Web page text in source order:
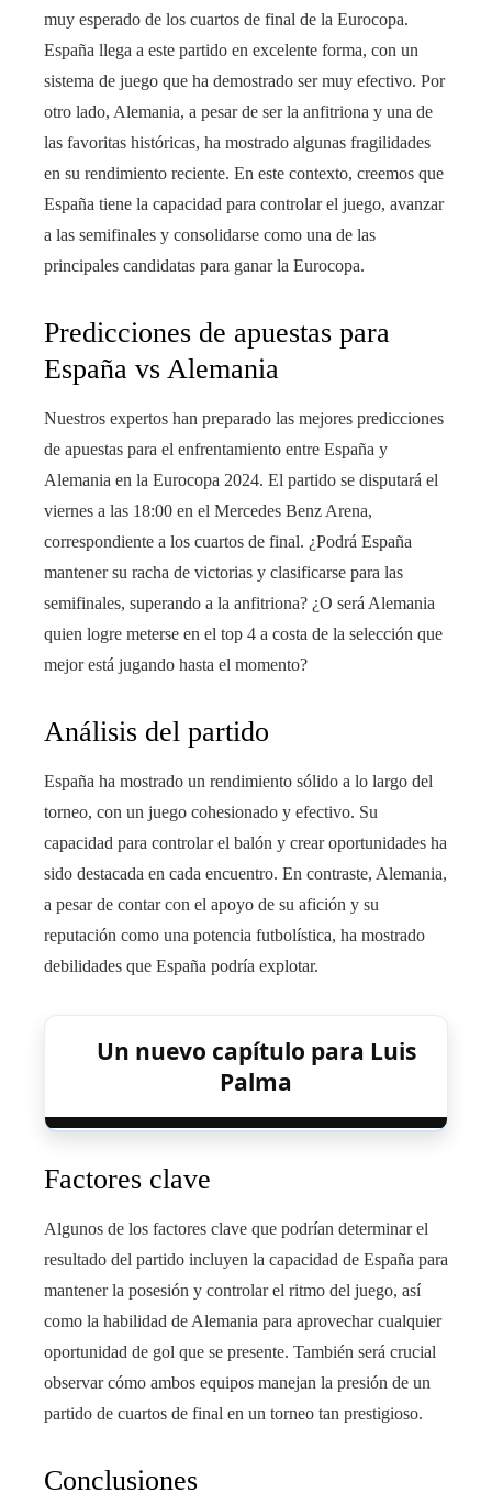
muy esperado de los cuartos de final de la Eurocopa.
España llega a este partido en excelente forma, con un
sistema de juego que ha demostrado ser muy efectivo. Por
otro lado, Alemania, a pesar de ser la anfitriona y una de
las favoritas históricas, ha mostrado algunas fragilidades
en su rendimiento reciente. En este contexto, creemos que
España tiene la capacidad para controlar el juego, avanzar
a las semifinales y consolidarse como una de las
principales candidatas para ganar la Eurocopa.
Predicciones de apuestas para
España vs Alemania
Nuestros expertos han preparado las mejores predicciones
de apuestas para el enfrentamiento entre España y
Alemania en la Eurocopa 2024. El partido se disputará el
viernes a las 18:00 en el Mercedes Benz Arena,
correspondiente a los cuartos de final. ¿Podrá España
mantener su racha de victorias y clasificarse para las
semifinales, superando a la anfitriona? ¿O será Alemania
quien logre meterse en el top 4 a costa de la selección que
mejor está jugando hasta el momento?
Análisis del partido
España ha mostrado un rendimiento sólido a lo largo del
torneo, con un juego cohesionado y efectivo. Su
capacidad para controlar el balón y crear oportunidades ha
sido destacada en cada encuentro. En contraste, Alemania,
a pesar de contar con el apoyo de su afición y su
reputación como una potencia futbolística, ha mostrado
debilidades que España podría explotar.
Un nuevo capítulo para Luis
Palma
Factores clave
Algunos de los factores clave que podrían determinar el
resultado del partido incluyen la capacidad de España para
mantener la posesión y controlar el ritmo del juego, así
como la habilidad de Alemania para aprovechar cualquier
oportunidad de gol que se presente. También será crucial
observar cómo ambos equipos manejan la presión de un
partido de cuartos de final en un torneo tan prestigioso.
Conclusiones